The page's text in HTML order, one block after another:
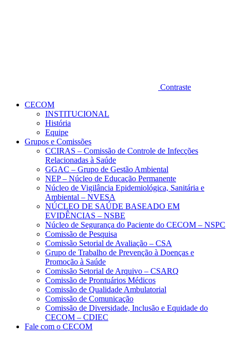
Contraste
CECOM
INSTITUCIONAL
História
Equipe
Grupos e Comissões
CCIRAS – Comissão de Controle de Infecções
Relacionadas à Saúde
GGAC – Grupo de Gestão Ambiental
NEP – Núcleo de Educação Permanente
Núcleo de Vigilância Epidemiológica, Sanitária e
Ambiental – NVESA
NÚCLEO DE SAÚDE BASEADO EM
EVIDÊNCIAS – NSBE
Núcleo de Segurança do Paciente do CECOM – NSPC
Comissão de Pesquisa
Comissão Setorial de Avaliação – CSA
Grupo de Trabalho de Prevenção à Doenças e
Promoção à Saúde
Comissão Setorial de Arquivo – CSARQ
Comissão de Prontuários Médicos
Comissão de Qualidade Ambulatorial
Comissão de Comunicação
Comissão de Diversidade, Inclusão e Equidade do
CECOM – CDIEC
Fale com o CECOM